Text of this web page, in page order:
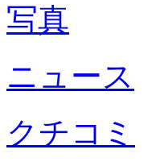
写真
ニュース
クチコミ